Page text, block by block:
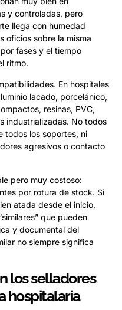
y controladas, pero
llega con humedad
oficios sobre la misma
fases y el tiempo
ritmo.
En hospitales
lacado, porcelánico,
resinas, PVC,
industrializadas. No todos
todos los soportes, ni
agresivos o contacto
pero muy costoso:
por rotura de stock. Si
atada desde el inicio,
que pueden
y documental del
no siempre significa
los selladores
hospitalaria